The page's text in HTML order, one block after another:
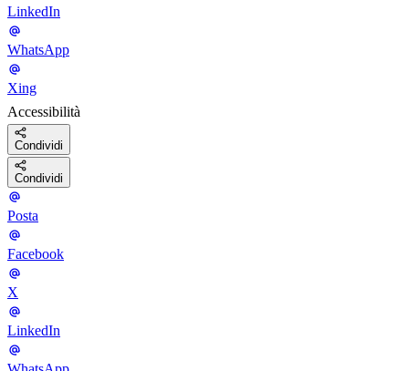
LinkedIn
WhatsApp
Xing
Accessibilità
Condividi
Condividi
Posta
Facebook
X
LinkedIn